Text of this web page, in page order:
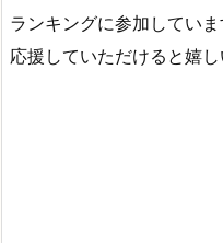
ランキングに参加していま
応援していただけると嬉し